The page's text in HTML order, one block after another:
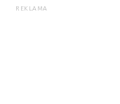
REKLAMA